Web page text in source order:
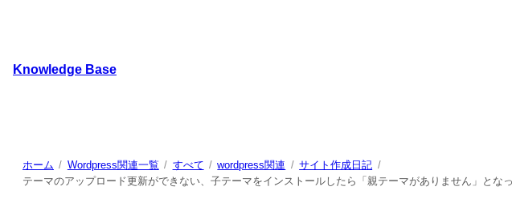
スKnowledge Base
ホーム Wordpress関連一覧 すべて wordpress関連
サイト作成日記
テーマのアップロード更新ができない、子テーマをインストールしたら「親テーマがありません」とな